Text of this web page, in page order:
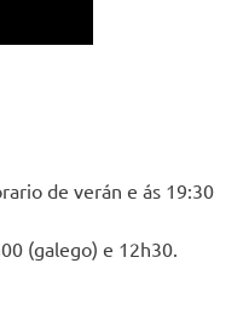
de verán e ás 19:30
(galego) e 12h30.